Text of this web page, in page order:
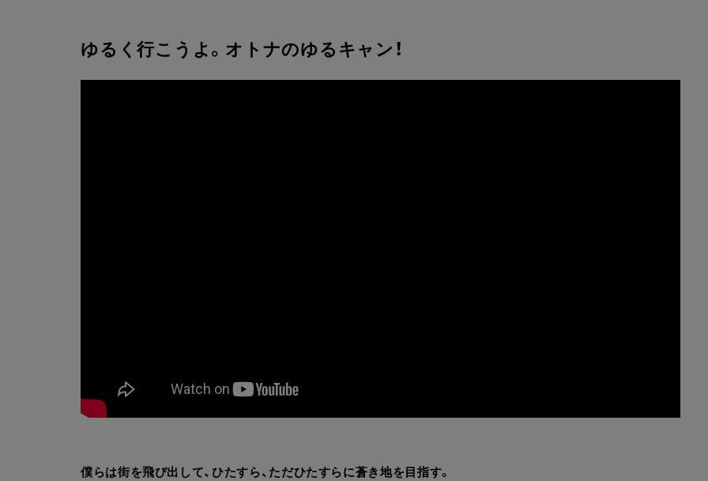
ゆるく行こうよ。オトナのゆるキャン！
僕らは街を飛び出して、ひたすら、ただひたすらに蒼き地を目指す。